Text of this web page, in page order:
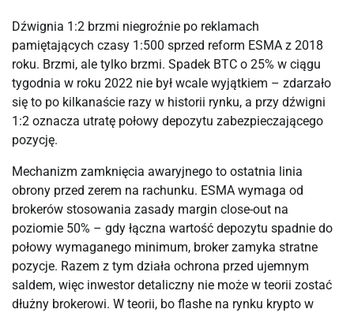
Dźwignia 1:2 brzmi niegroźnie po reklamach
pamiętających czasy 1:500 sprzed reform ESMA z 2018
roku. Brzmi, ale tylko brzmi. Spadek BTC o 25% w ciągu
tygodnia w roku 2022 nie był wcale wyjątkiem – zdarzało
się to po kilkanaście razy w historii rynku, a przy dźwigni
1:2 oznacza utratę połowy depozytu zabezpieczającego
pozycję.
Mechanizm zamknięcia awaryjnego to ostatnia linia
obrony przed zerem na rachunku. ESMA wymaga od
brokerów stosowania zasady margin close-out na
poziomie 50% – gdy łączna wartość depozytu spadnie do
połowy wymaganego minimum, broker zamyka stratne
pozycje. Razem z tym działa ochrona przed ujemnym
saldem, więc inwestor detaliczny nie może w teorii zostać
dłużny brokerowi. W teorii, bo flashe na rynku krypto w